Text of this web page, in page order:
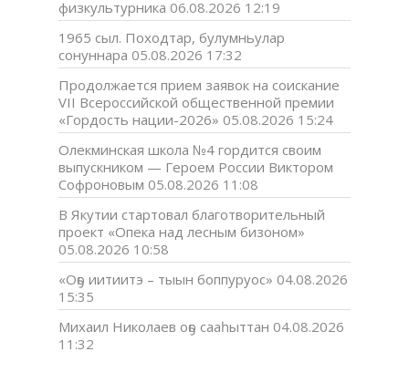
физкультурника 06.08.2026 12:19
1965 сыл. Походтар, булумньулар
сонуннара 05.08.2026 17:32
Продолжается прием заявок на соискание
VII Всероссийской общественной премии
«Гордость нации-2026» 05.08.2026 15:24
Олекминская школа №4 гордится своим
выпускником — Героем России Виктором
Софроновым 05.08.2026 11:08
В Якутии стартовал благотворительный
проект «Опека над лесным бизоном»
05.08.2026 10:58
«Оҕо иитиитэ – тыын боппуруос» 04.08.2026
15:35
Михаил Николаев оҕо сааһыттан 04.08.2026
11:32